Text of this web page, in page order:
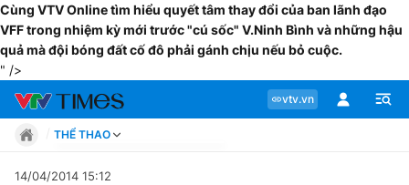
Cùng VTV Online tìm hiểu quyết tâm thay đổi của ban lãnh đạo
VFF trong nhiệm kỳ mới trước "cú sốc" V.Ninh Bình và những hậu
quả mà đội bóng đất cố đô phải gánh chịu nếu bỏ cuộc.
" />
vtv.vn
THỂ THAO
14/04/2014 15:12